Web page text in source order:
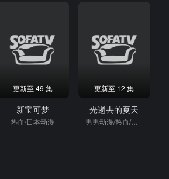
更新至 49 集
新宝可梦
热血/日本动漫
更新至 12 集
光逝去的夏天
男男动漫/热血/日本动漫